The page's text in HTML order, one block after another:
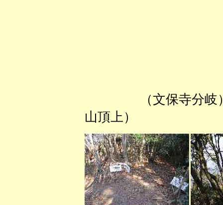
（文保寺
山頂上） （砦